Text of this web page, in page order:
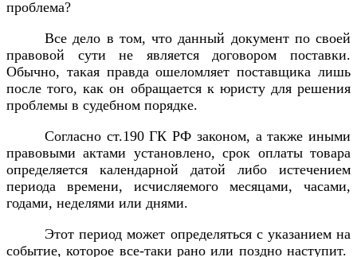
проблема?
Все дело в том, что данный документ по своей
правовой сути не является договором поставки.
Обычно, такая правда ошеломляет поставщика лишь
после того, как он обращается к юристу для решения
проблемы в судебном порядке.
Согласно ст.190 ГК РФ законом, а также иными
правовыми актами установлено, срок оплаты товара
определяется календарной датой либо истечением
периода времени, исчисляемого месяцами, часами,
годами, неделями или днями.
Этот период может определяться с указанием на
событие, которое все-таки рано или поздно наступит.